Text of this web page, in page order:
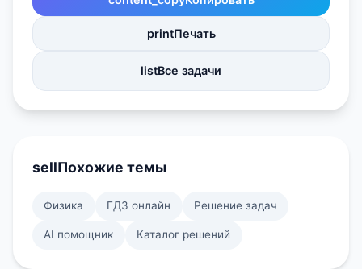
printПечать
listВсе задачи
sellПохожие темы
Физика ГДЗ онлайн Решение задач
AI помощник Каталог решений